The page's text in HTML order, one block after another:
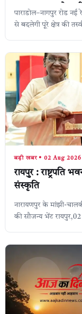
साफ, SECR ने
पाराडोल–नागपुर रोड नई
से बदलेगी पूरे क्षेत्र की
बड़ी खबर • 02 Aug 2026
रायपुर : राष्ट्रपति
संस्कृति
नारायणपुर के मांझी-
की सौजन्य भेंट